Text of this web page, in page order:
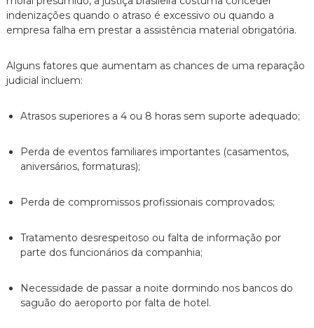
indenizações quando o atraso é excessivo ou quando a
empresa falha em prestar a assistência material obrigatória.
Alguns fatores que aumentam as chances de uma reparação
judicial incluem:
Atrasos superiores a 4 ou 8 horas sem suporte adequado;
Perda de eventos familiares importantes (casamentos,
aniversários, formaturas);
Perda de compromissos profissionais comprovados;
Tratamento desrespeitoso ou falta de informação por
parte dos funcionários da companhia;
Necessidade de passar a noite dormindo nos bancos do
saguão do aeroporto por falta de hotel.